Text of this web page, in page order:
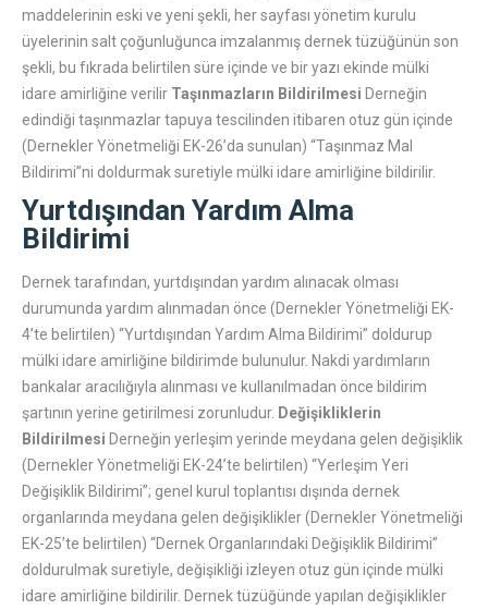
maddelerinin eski ve yeni şekli, her sayfası yönetim kurulu
üyelerinin salt çoğunluğunca imzalanmış dernek tüzüğünün son
şekli, bu fıkrada belirtilen süre içinde ve bir yazı ekinde mülki
idare amirliğine verilir Taşınmazların Bildirilmesi Derneğin
edindiği taşınmazlar tapuya tescilinden itibaren otuz gün içinde
(Dernekler Yönetmeliği EK-26’da sunulan) “Taşınmaz Mal
Bildirimi”ni doldurmak suretiyle mülki idare amirliğine bildirilir.
Yurtdışından Yardım Alma
Bildirimi
Dernek tarafından, yurtdışından yardım alınacak olması
durumunda yardım alınmadan önce (Dernekler Yönetmeliği EK-
4’te belirtilen) “Yurtdışından Yardım Alma Bildirimi” doldurup
mülki idare amirliğine bildirimde bulunulur. Nakdi yardımların
bankalar aracılığıyla alınması ve kullanılmadan önce bildirim
şartının yerine getirilmesi zorunludur. Değişikliklerin
Bildirilmesi Derneğin yerleşim yerinde meydana gelen değişiklik
(Dernekler Yönetmeliği EK-24’te belirtilen) “Yerleşim Yeri
Değişiklik Bildirimi”; genel kurul toplantısı dışında dernek
organlarında meydana gelen değişiklikler (Dernekler Yönetmeliği
EK-25’te belirtilen) “Dernek Organlarındaki Değişiklik Bildirimi”
doldurulmak suretiyle, değişikliği izleyen otuz gün içinde mülki
idare amirliğine bildirilir. Dernek tüzüğünde yapılan değişiklikler